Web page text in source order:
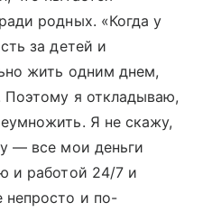
родных. «Когда у
за детей и
жить одним днем,
я откладываю,
Я не скажу,
— все мои деньги
и работой 24/7 и
непросто и по-